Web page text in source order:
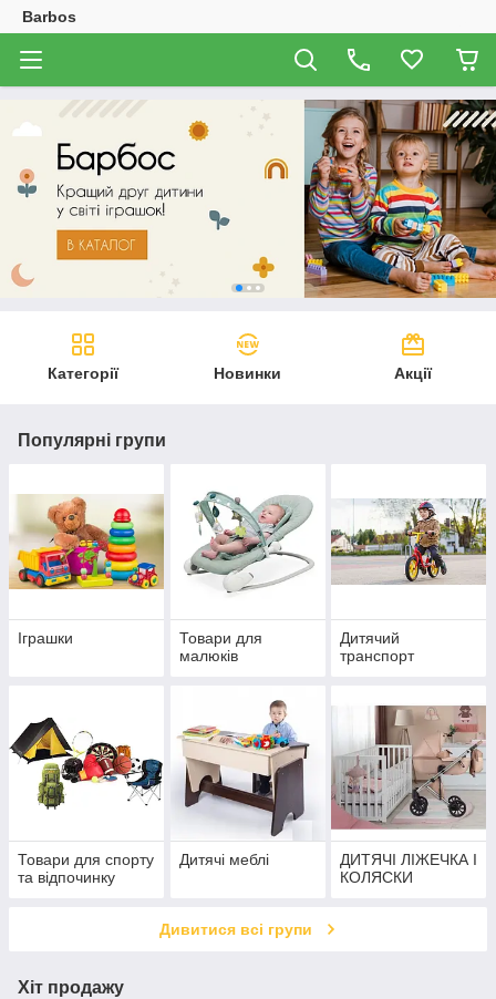
Barbos
Категорії Новинки Акції
Популярні групи
Іграшки
Товари для
малюків
Дитячий
транспорт
Товари для спорту
та відпочинку
Дитячі меблі
ДИТЯЧІ ЛІЖЕЧКА І
КОЛЯСКИ
Дивитися всі групи
Хіт продажу